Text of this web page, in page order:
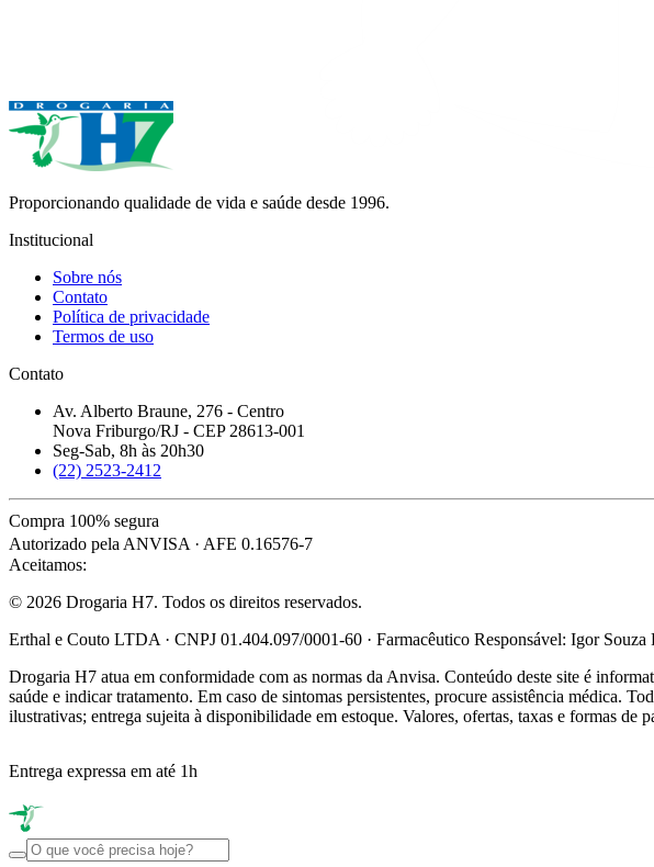
Proporcionando qualidade de vida e saúde desde 1996.
Institucional
Sobre nós
Contato
Política de privacidade
Termos de uso
Contato
Av. Alberto Braune, 276 - Centro
Nova Friburgo/RJ - CEP 28613-001
Seg-Sab, 8h às 20h30
(22) 2523-2412
Compra 100% segura
Autorizado pela ANVISA · AFE 0.16576-7
Aceitamos:
© 2026 Drogaria H7. Todos os direitos reservados.
Erthal e Couto LTDA · CNPJ 01.404.097/0001-60 · Farmacêutico Responsável: Igor
Drogaria H7 atua em conformidade com as normas da Anvisa. Conteúdo deste site é
saúde e indicar tratamento. Em caso de sintomas persistentes, procure assistência médica.
ilustrativas; entrega sujeita à disponibilidade em estoque. Valores, ofertas, taxas e formas
Entrega expressa em até 1h